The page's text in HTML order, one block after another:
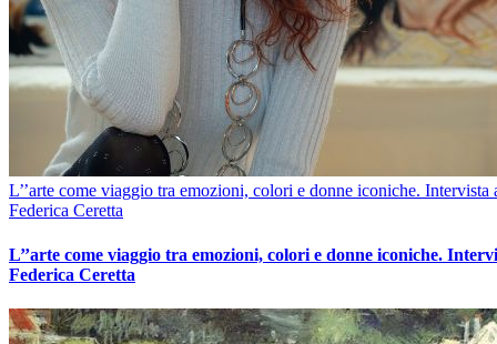
L’’arte come viaggio tra emozioni, colori e donne iconiche. Intervista
Federica Ceretta
L’’arte come viaggio tra emozioni, colori e donne iconiche.
Federica Ceretta